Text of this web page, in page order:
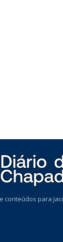
conteúdos para